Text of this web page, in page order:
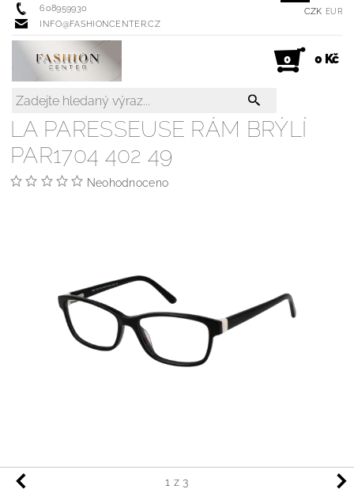
608959930
INFO@FASHIONCENTER.CZ
CZK EUR
0 0 Kč
1 z 3
LA PARESSEUSE RÁM BRÝLÍ
PAR1704 402 49
Neohodnoceno